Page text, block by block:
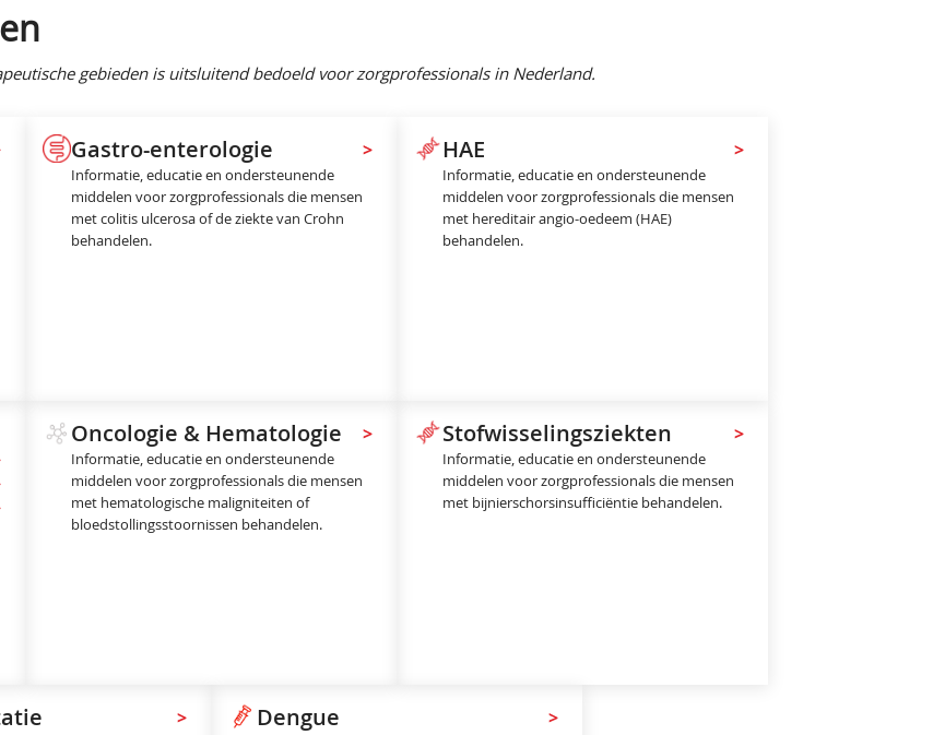
gebieden is uitsluitend bedoeld voor zorgprofessionals in Nederland.
Gastro-enterologie >
Informatie, educatie en ondersteunende
middelen voor zorgprofessionals die mensen
met colitis ulcerosa of de ziekte van Crohn
behandelen.
HAE >
Informatie, educatie en ondersteunende
middelen voor zorgprofessionals die mensen
met hereditair angio-oedeem (HAE)
behandelen.
Oncologie & Hematologie >
Informatie, educatie en ondersteunende
middelen voor zorgprofessionals die mensen
met hematologische maligniteiten of
bloedstollingsstoornissen behandelen.
Stofwisselingsziekten >
Informatie, educatie en ondersteunende
middelen voor zorgprofessionals die mensen
met bijnierschorsinsufficiëntie behandelen.
> Dengue >